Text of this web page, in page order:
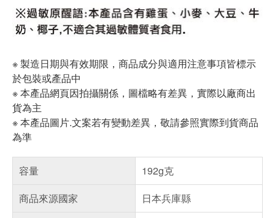
※ 製造日期與有效期限，商品成分與適用注意事項皆標示
於包裝或產品中
※ 本產品網頁因拍攝關係，圖檔略有差異，實際以廠商出
貨為主
※ 本產品圖片.文案若有變動差異，敬請參照實際到貨商品
為準
容量
192g克
商品來源國家
日本兵庫縣